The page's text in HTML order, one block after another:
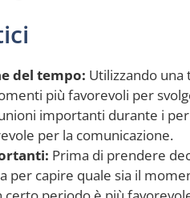
del tempo: Utilizzando una
più favorevoli per
importanti durante i
per la comunicazione.
Prima di prendere
per capire quale sia il